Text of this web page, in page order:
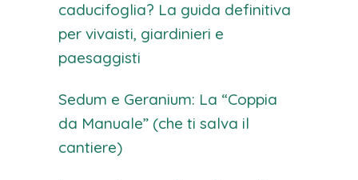
caducifoglia? La guida definitiva
per vivaisti, giardinieri e
paesaggisti
Sedum e Geranium: La “Coppia
da Manuale” (che ti salva il
cantiere)